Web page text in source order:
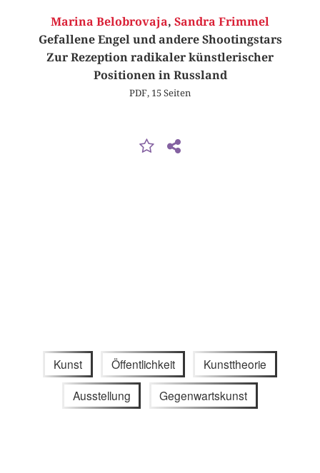
Marina Belobrovaja, Sandra Frimmel
Gefallene Engel und andere Shootingstars
Zur Rezeption radikaler künstlerischer
Positionen in Russland
PDF, 15 Seiten
Kunst Öffentlichkeit Kunsttheorie
Ausstellung Gegenwartskunst